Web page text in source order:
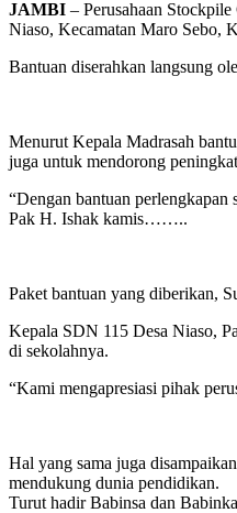
JAMBI – Perusahaan
Niaso, Kecamatan Maro Sebo,
Bantuan diserahkan langsung
Menurut Kepala Madrasah
juga untuk mendorong
“Dengan bantuan perlengkapan
Pak H. Ishak kamis……..
Paket bantuan yang diberikan,
Kepala SDN 115 Desa Niaso,
di sekolahnya.
“Kami mengapresiasi pihak
Hal yang sama juga
mendukung dunia pendidikan.
Turut hadir Babinsa dan